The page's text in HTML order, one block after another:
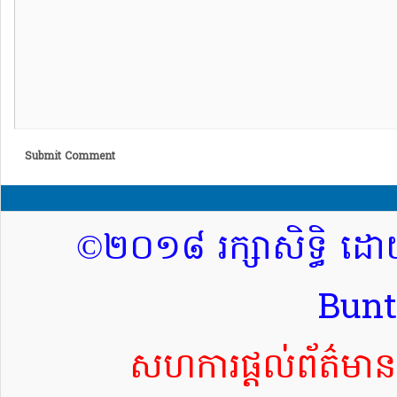
Submit Comment
©២០១៨ រក្សាសិទ្ធិ
សហការផ្តល់ព័ត៌ម